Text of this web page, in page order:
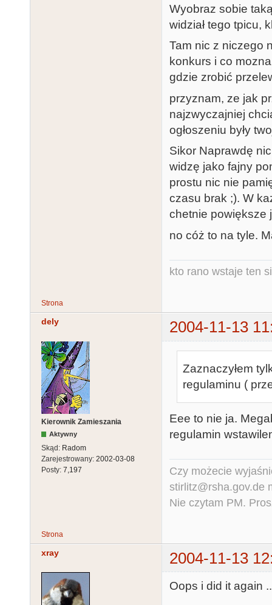
Wyobraz sobie
widział tego tpicu,
Tam nic z niczego
konkurs i co
gdzie zrobić
przyznam, ze jak
najzwyczajniej
ogłoszeniu były
Sikor Naprawdę
widzę jako fajny
prostu nic nie
czasu brak ;). W
chetnie powiększe
no cóż to na tyle.
kto rano wstaje ten
Strona
dely 2004-11-13
Kierownik Zamieszania
Aktywny
Skąd: Radom
Zarejestrowany: 2002-03-08
Posty: 7,197
Zaznaczyłem
regulaminu (
Eee to nie ja.
regulamin
Czy możecie
stirlitz@rsha.gov.de
Nie czytam PM.
Strona
xray 2004-11-13
Oops i did it again